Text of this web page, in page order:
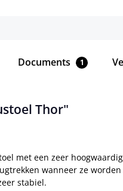
Documents 1
Thor"
met een zeer
wanneer ze
stabiel.